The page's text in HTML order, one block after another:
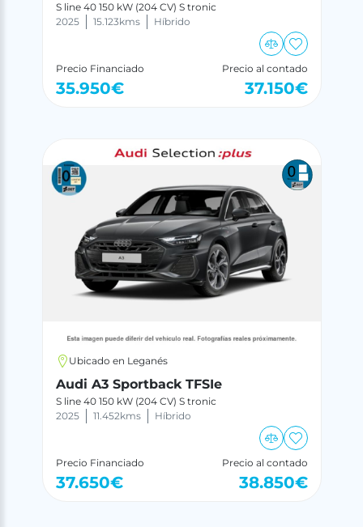
S line 40 150 kW (204 CV) S tronic
2025
15.123kms Híbrido
Precio Financiado
35.950€
Precio al contado
37.150€
Ubicado en Leganés
Audi A3 Sportback TFSIe
S line 40 150 kW (204 CV) S tronic
2025
11.452kms Híbrido
Precio Financiado
37.650€
Precio al contado
38.850€